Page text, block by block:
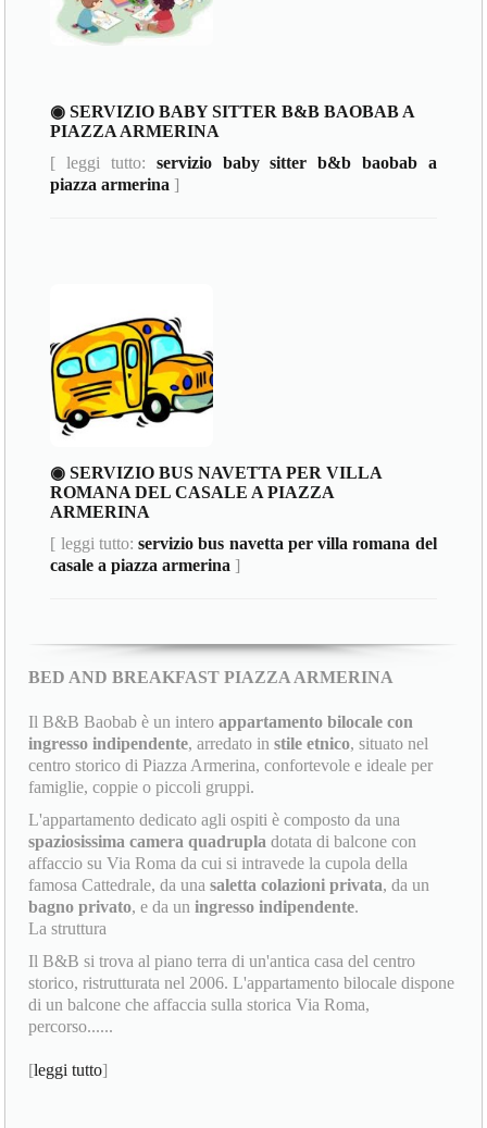
◉ SERVIZIO BABY SITTER B&B BAOBAB A
PIAZZA ARMERINA
[ leggi tutto: servizio baby sitter b&b baobab a
piazza armerina ]
◉ SERVIZIO BUS NAVETTA PER VILLA
ROMANA DEL CASALE A PIAZZA
ARMERINA
[ leggi tutto:servizio bus navetta per villa romana del
casale a piazza armerina ]
BED AND BREAKFAST PIAZZA ARMERINA
Il B&B Baobab è un interoappartamento bilocale con
ingresso indipendente, arredato instile etnico, situato nel
centro storico di Piazza Armerina, confortevole e ideale per
famiglie, coppie o piccoli gruppi.
L'appartamento dedicato agli ospiti è composto da una
spaziosissima camera quadrupla dotata di balcone con
affaccio su Via Roma da cui si intravede la cupola della
famosa Cattedrale, da unasaletta colazioni privata, da un
bagno privato, e da uningresso indipendente.
La struttura
Il B&B si trova al piano terra di un'antica casa del centro
storico, ristrutturata nel 2006. L'appartamento bilocale dispone
di un balcone che affaccia sulla storica Via Roma,
percorso......
[leggi tutto]